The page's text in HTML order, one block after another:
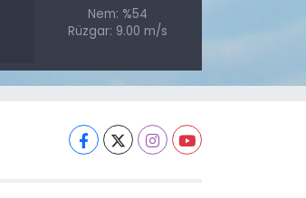
Nem: %54
Rüzgar: 9.00 m/s